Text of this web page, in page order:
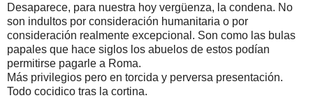
Desaparece, para nuestra hoy vergüenza, la condena. No
son indultos por consideración humanitaria o por
consideración realmente excepcional. Son como las bulas
papales que hace siglos los abuelos de estos podían
permitirse pagarle a Roma.
Más privilegios pero en torcida y perversa presentación.
Todo cocidico tras la cortina.